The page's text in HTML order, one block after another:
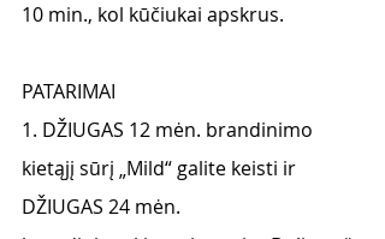
10 min., kol kūčiukai apskrus.
PATARIMAI
1. DŽIUGAS 12 mėn. brandinimo
kietąjį sūrį „Mild“ galite keisti ir
DŽIUGAS 24 mėn.